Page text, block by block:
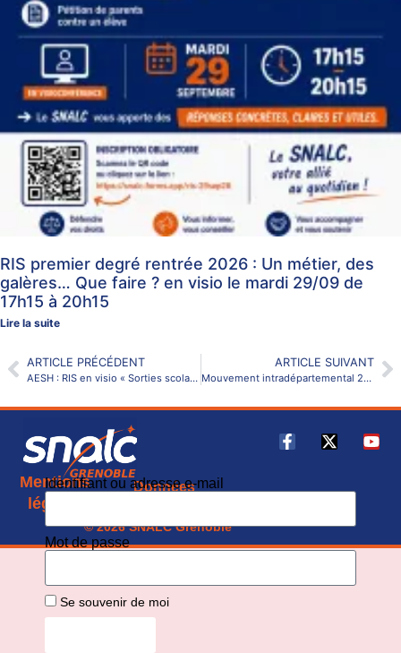
RIS premier degré rentrée 2026 : Un métier, des
galères… Que faire ? en visio le mardi 29/09 de
17h15 à 20h15
Lire la suite
ARTICLE PRÉCÉDENT
AESH : RIS en visio « Sorties scolaires et Voeux d’affectation » – mercredi 22 avril 2026
ARTICLE SUIVANT
Mouvement intradépartemental 26 – Drôme
Mentions
légales
Données
© 2026 SNALC Grenoble
Identifiant ou adresse e-mail
Mot de passe
Se souvenir de moi